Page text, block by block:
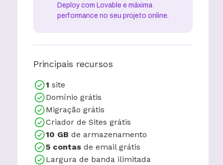
Deploy com Lovable e máxima
performance no seu projeto online.
Principais recursos
1 site
Domínio grátis
Migração grátis
Criador de Sites grátis
10 GB de armazenamento
5 contas de email grátis
Largura de banda ilimitada